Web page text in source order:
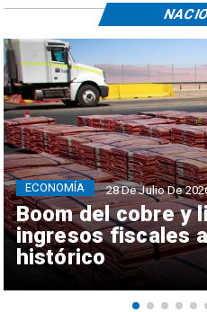
Boom del cobre y
ingresos fiscales
histórico
ECONOMÍA 28 De Julio De